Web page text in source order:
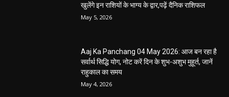
खुलेंगे इन राशियों के भाग्य के द्वार,पढ़ें दैनिक राशिफल
May 5, 2026
Aaj Ka Panchang 04 May 2026: आज बन रहा है
सर्वार्थ सिद्धि योग, नोट करें दिन के शुभ-अशुभ मुहूर्त, जानें
राहुकाल का समय
May 4, 2026